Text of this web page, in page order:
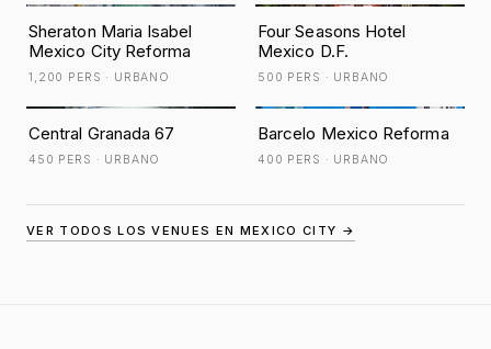
Sheraton Maria Isabel
Mexico City Reforma
1,200 PERS · URBANO
Four Seasons Hotel
Mexico D.F.
500 PERS · URBANO
Central Granada 67
450 PERS · URBANO
Barcelo Mexico Reforma
400 PERS · URBANO
VER TODOS LOS VENUES EN MEXICO CITY →